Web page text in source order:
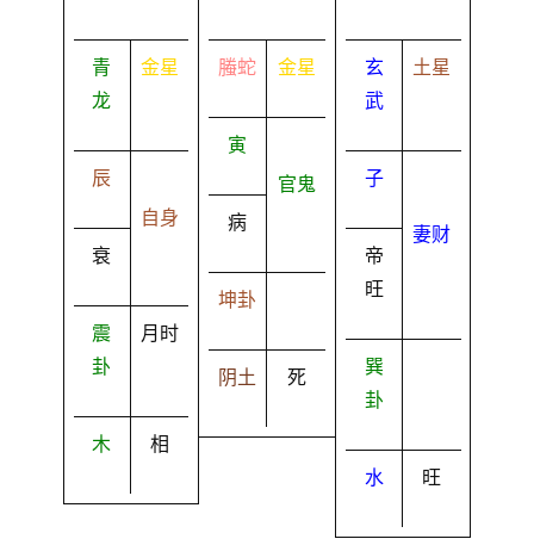
青
龙
金星
辰
衰
自身
震
卦
月时
木 相
螣蛇 金星
寅
病
官鬼
坤卦
阴土 死
玄
武
土星
子
帝
旺
妻财
巽
卦
水 旺